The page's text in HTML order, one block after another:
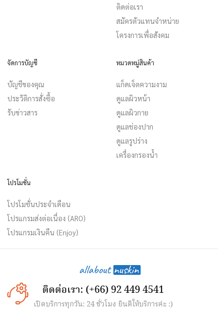
ติดต่อเรา
สมัครตัวแทนจำหน่าย
โครงการเพื่อสังคม
จัดการบัญชี
บัญชีของคุณ
ประวัติการสั่งซื้อ
รับข่าวสาร
หมวดหมู่สินค้า
แก็ดเจ็ตความงาม
ดูแลผิวหน้า
ดูแลผิวกาย
ดูแลช่องปาก
ดูแลรูปร่าง
เครื่องกรองน้ำ
โปรโมชั่น
โปรโมชั่นประจำเดือน
โปรแกรมส่งต่อเนื่อง (ARO)
โปรแกรมเงินคืน (Enjoy)
ติดต่อเรา: (+66) 92 449 4541
เปิดบริการทุกวัน: 24 ชั่วโมง ยินดีให้บริการค่ะ :)